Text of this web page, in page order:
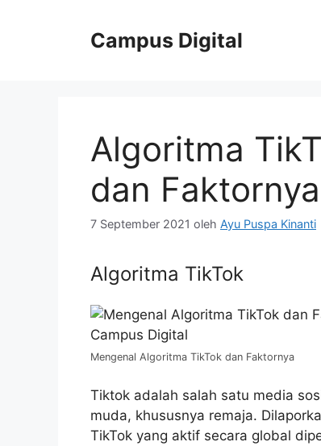
Campus Digital
Algoritma
dan Faktornya
7 September 2021 oleh Ayu Puspa Kinanti
Algoritma TikTok
Mengenal Algoritma TikTok dan Faktornya
Tiktok adalah salah satu media
muda, khususnya remaja.
TikTok yang aktif secara global